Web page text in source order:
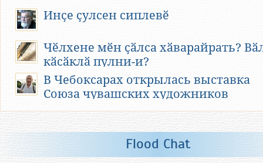
в школе в нем проявились
лидерские качества личности. В
одной из книг о школьных годах на
Инҫе ҫулсен сиплевӗ
Чӗлхене мӗн ҫӑлса хӑварайрать?
кӑсӑклӑ пулни-и?
В Чебоксарах открылась выставка
Союза чувашских художников
Flood Chat